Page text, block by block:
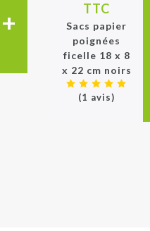
+
TTC
Sacs papier
poignées
ficelle 18 x 8
x 22 cm noirs
(1 avis)